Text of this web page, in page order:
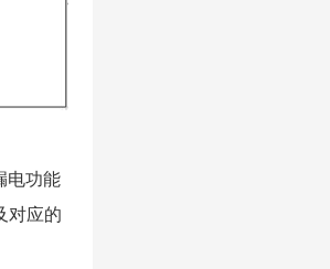
电功能
对应的